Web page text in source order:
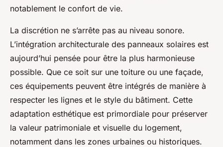
notablement le confort de vie.
La discrétion ne s’arrête pas au niveau sonore.
L’intégration architecturale des panneaux solaires est
aujourd’hui pensée pour être la plus harmonieuse
possible. Que ce soit sur une toiture ou une façade,
ces équipements peuvent être intégrés de manière à
respecter les lignes et le style du bâtiment. Cette
adaptation esthétique est primordiale pour préserver
la valeur patrimoniale et visuelle du logement,
notamment dans les zones urbaines ou historiques.